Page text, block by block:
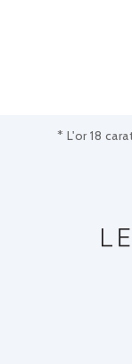
* L'or 18